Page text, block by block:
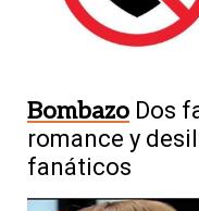
Bombazo Dos
romance y
fanáticos